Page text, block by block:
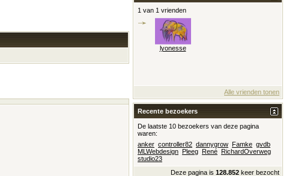
1 van 1 vrienden
lyonesse
Alle vrienden tonen
Recente bezoekers
De laatste 10 bezoekers van deze pagina
waren:
anker controller82 dannygrow Famke gvdb
MLWebdesign Pleeg René RichardOverweg
studio23
Deze pagina is 128.852 keer bezocht